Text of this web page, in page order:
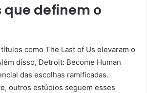
que definem o
como The Last of Us elevaram o
disso, Detroit: Become Human
das escolhas ramificadas.
outros estúdios seguem esses